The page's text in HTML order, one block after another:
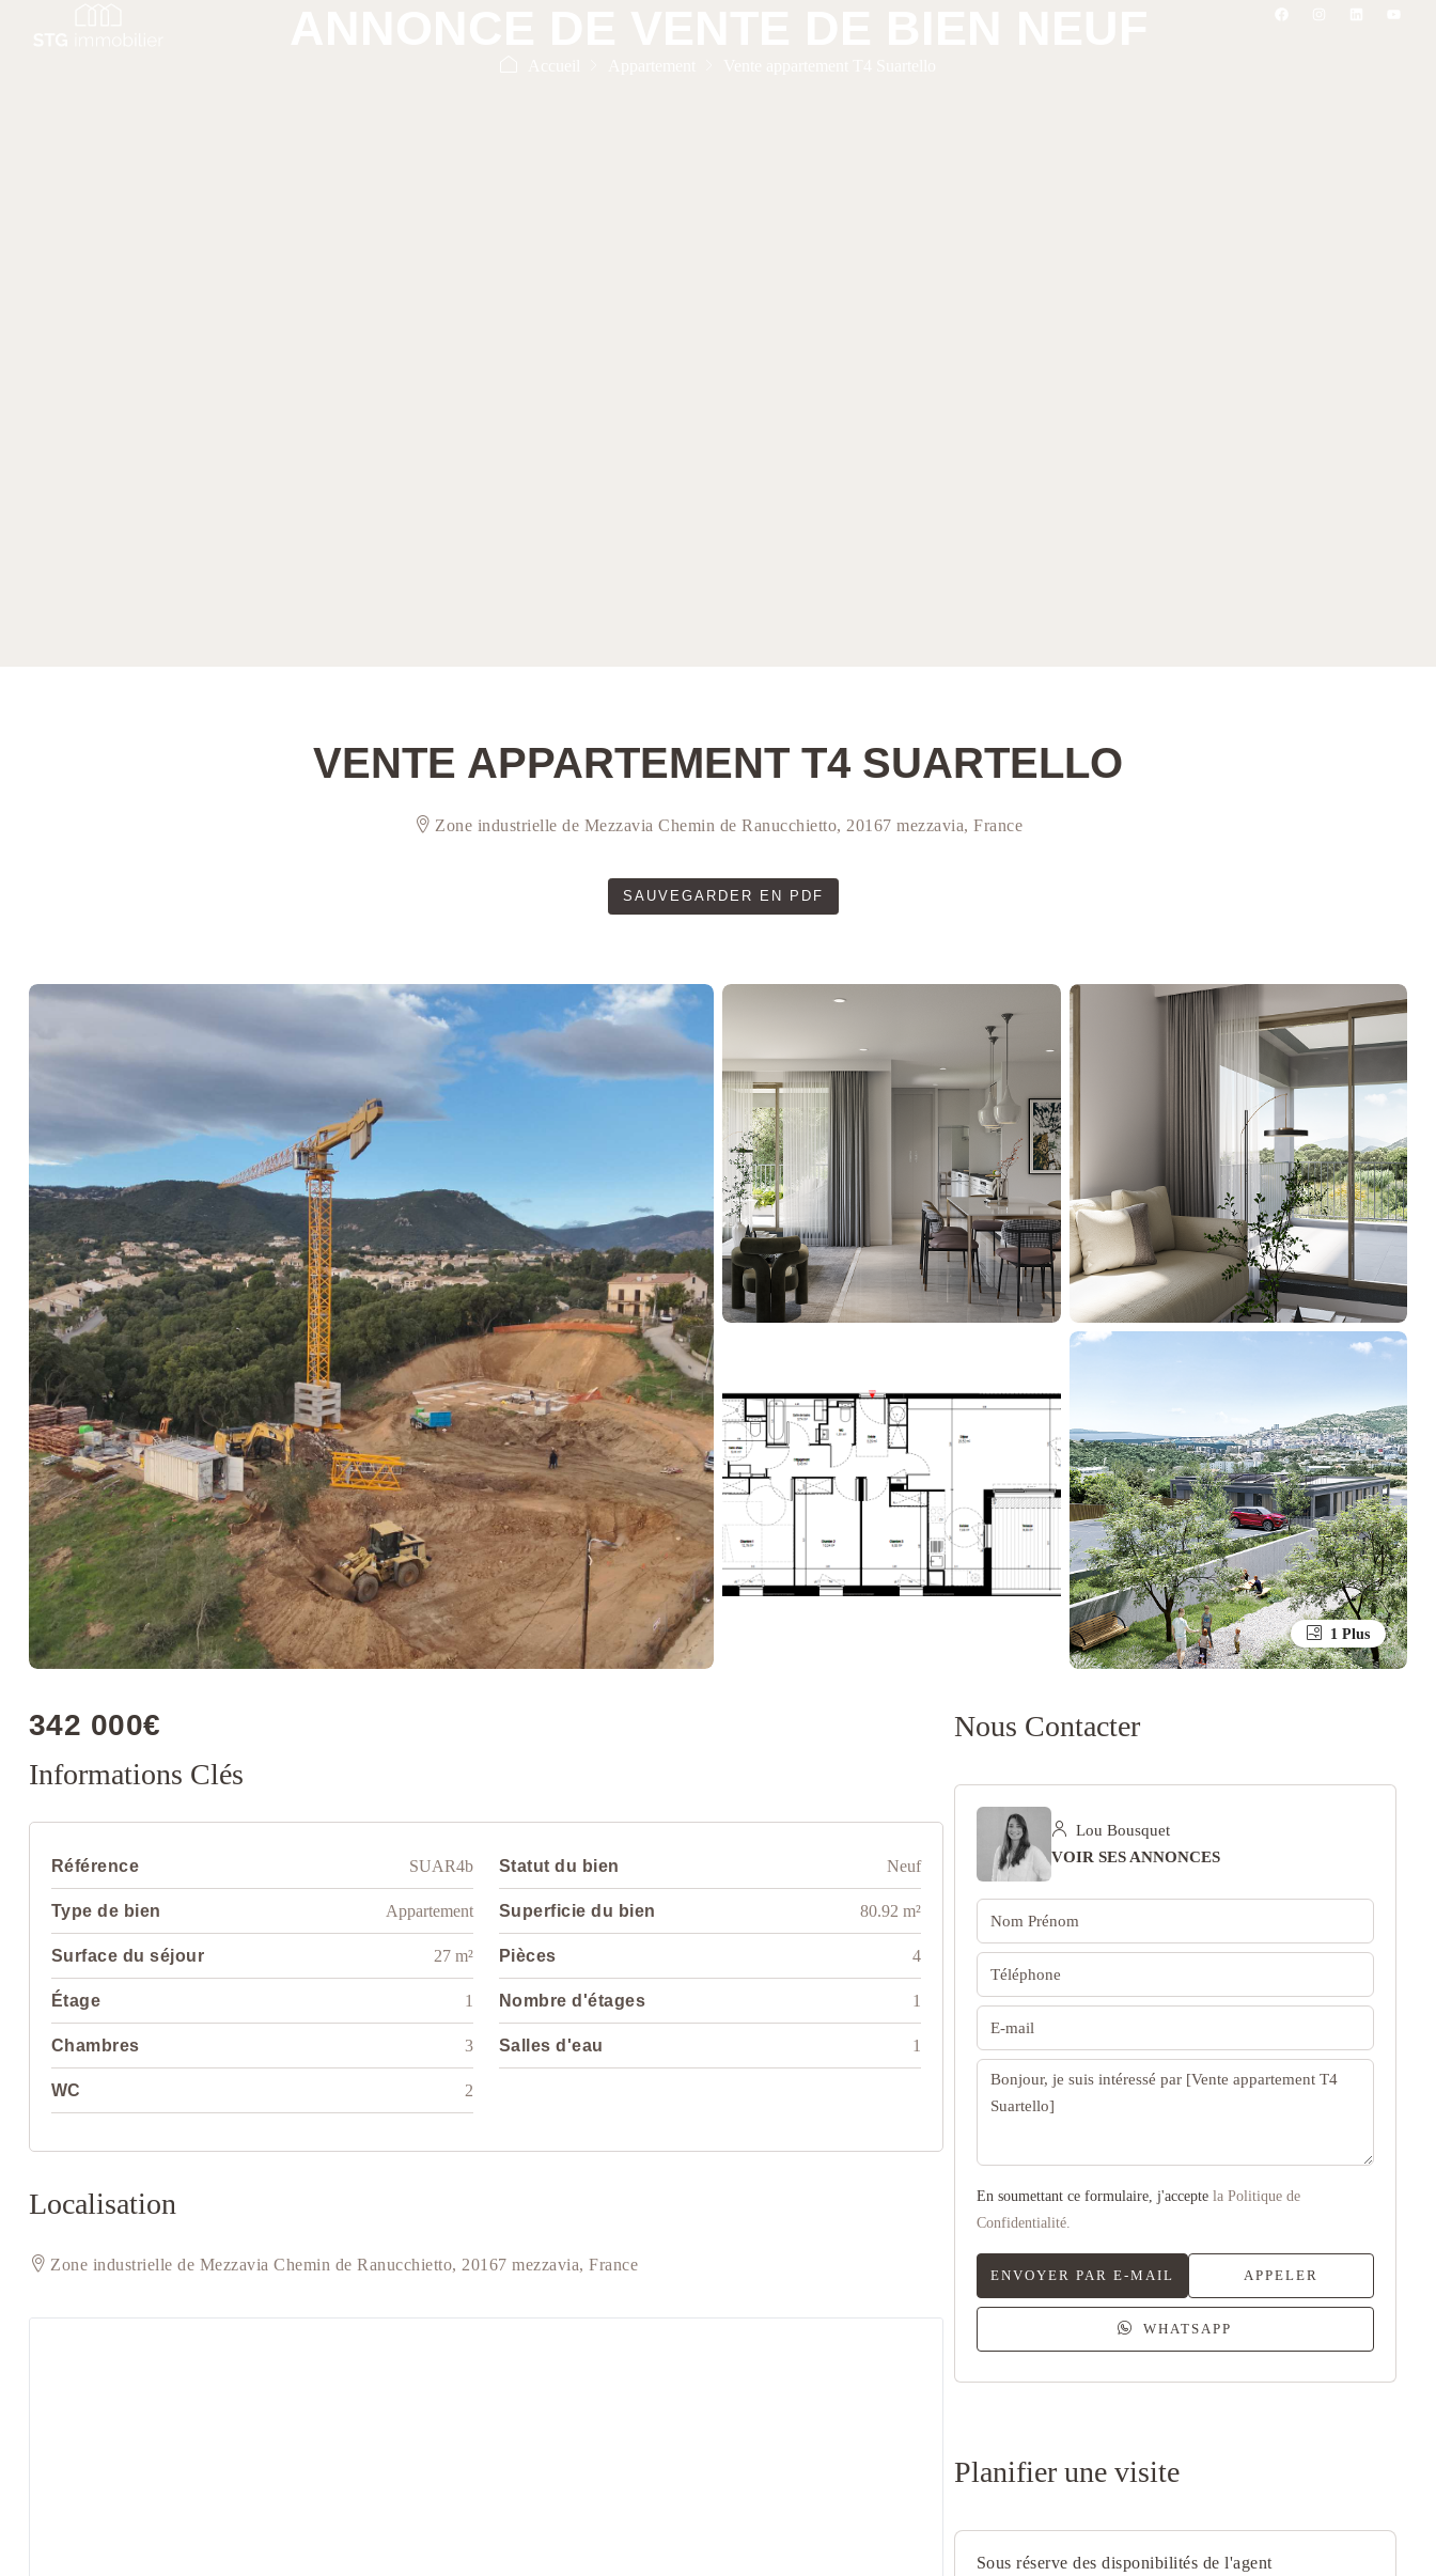
VENTE APPARTEMENT T4 SUARTELLO
Zone industrielle de Mezzavia Chemin de Ranucchietto, 20167 mezzavia, France
SAUVEGARDER EN PDF
1 Plus
342 000€
Informations Clés
Référence SUAR4b Statut du bien Neuf
Type de bien Appartement Superficie du bien 80.92 m²
Surface du séjour 27 m² Pièces 4
Étage 1 Nombre d'étages 1
Chambres 3 Salles d'eau 1
WC 2
Localisation
Zone industrielle de Mezzavia Chemin de Ranucchietto, 20167 mezzavia, France
Nous Contacter
Lou Bousquet
VOIR SES ANNONCES
En soumettant ce formulaire, j'accepte la Politique de
Confidentialité.
ENVOYER PAR E-MAIL APPELER
WHATSAPP
Planifier une visite
Sous réserve des disponibilités de l'agent